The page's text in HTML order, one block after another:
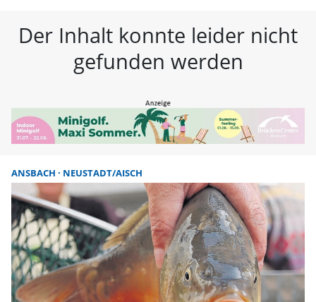
Der Inhalt konnte leider nicht
gefunden werden
ANSBACH NEUSTADT/AISCH